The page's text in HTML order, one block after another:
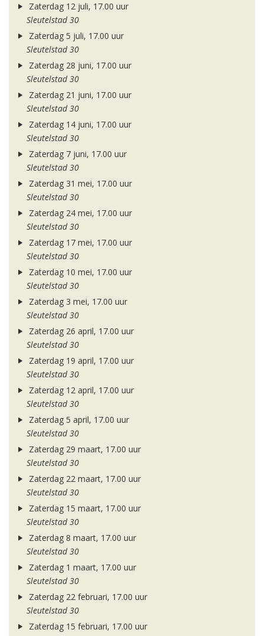
Zaterdag 12 juli, 17.00 uur
Sleutelstad 30
Zaterdag 5 juli, 17.00 uur
Sleutelstad 30
Zaterdag 28 juni, 17.00 uur
Sleutelstad 30
Zaterdag 21 juni, 17.00 uur
Sleutelstad 30
Zaterdag 14 juni, 17.00 uur
Sleutelstad 30
Zaterdag 7 juni, 17.00 uur
Sleutelstad 30
Zaterdag 31 mei, 17.00 uur
Sleutelstad 30
Zaterdag 24 mei, 17.00 uur
Sleutelstad 30
Zaterdag 17 mei, 17.00 uur
Sleutelstad 30
Zaterdag 10 mei, 17.00 uur
Sleutelstad 30
Zaterdag 3 mei, 17.00 uur
Sleutelstad 30
Zaterdag 26 april, 17.00 uur
Sleutelstad 30
Zaterdag 19 april, 17.00 uur
Sleutelstad 30
Zaterdag 12 april, 17.00 uur
Sleutelstad 30
Zaterdag 5 april, 17.00 uur
Sleutelstad 30
Zaterdag 29 maart, 17.00 uur
Sleutelstad 30
Zaterdag 22 maart, 17.00 uur
Sleutelstad 30
Zaterdag 15 maart, 17.00 uur
Sleutelstad 30
Zaterdag 8 maart, 17.00 uur
Sleutelstad 30
Zaterdag 1 maart, 17.00 uur
Sleutelstad 30
Zaterdag 22 februari, 17.00 uur
Sleutelstad 30
Zaterdag 15 februari, 17.00 uur